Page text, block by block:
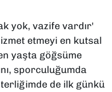
yok, vazife vardır'
etmeyi en kutsal
yaşta göğsüme
sporculuğumda
de ilk günkü